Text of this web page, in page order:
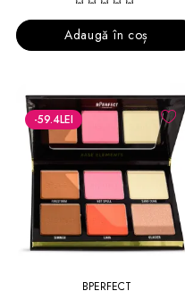
Adaugă în coș
-59.4LEI
BPERFECT